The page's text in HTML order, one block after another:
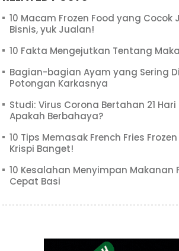
10 Macam Frozen Food yang Cocok
Bisnis, yuk Jualan!
10 Fakta Mengejutkan Tentang
Bagian-bagian Ayam yang Sering
Potongan Karkasnya
Studi: Virus Corona Bertahan 21 Hari
Apakah Berbahaya?
10 Tips Memasak French Fries
Krispi Banget!
10 Kesalahan Menyimpan Makanan
Cepat Basi